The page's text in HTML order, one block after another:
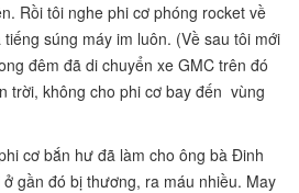
Rồi tôi nghe phi cơ phóng rocket về
súng máy im luôn. (Về sau tôi mới
đêm đã di chuyển xe GMC trên đó
trời, không cho phi cơ bay đến vùng
cơ bắn hư đã làm cho ông bà Đinh
gần đó bị thương, ra máu nhiều. May